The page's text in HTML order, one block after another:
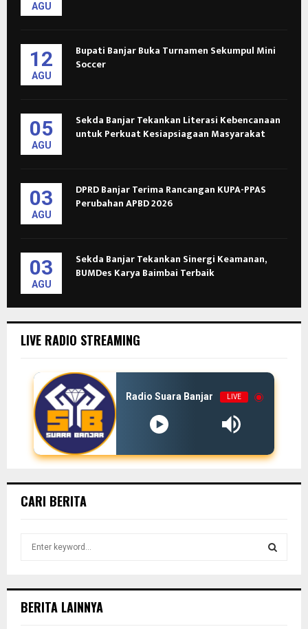
AGU
12
AGU
Bupati Banjar Buka Turnamen Sekumpul Mini
Soccer
05
AGU
Sekda Banjar Tekankan Literasi Kebencanaan
untuk Perkuat Kesiapsiagaan Masyarakat
03
AGU
DPRD Banjar Terima Rancangan KUPA-PPAS
Perubahan APBD 2026
03
AGU
Sekda Banjar Tekankan Sinergi Keamanan,
BUMDes Karya Baimbai Terbaik
LIVE RADIO STREAMING
Radio Suara Banjar LIVE
CARI BERITA
h
BERITA LAINNYA